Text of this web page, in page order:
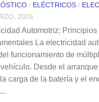
/ ELÉCTRICOS /
2025
Automotriz: Principios
La electricidad
funcionamiento de
Desde el
carga de la batería y el